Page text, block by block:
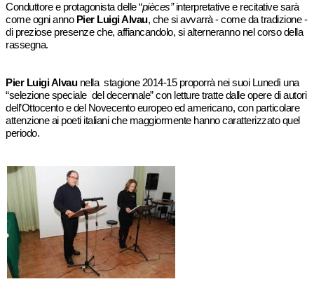
Conduttore e protagonista delle “pièces”interpretative e recitative sarà
come ogni anno Pier Luigi Alvau, che si avvarrà - come da tradizione -
di preziose presenze che, affiancandolo, si alterneranno nel corso della
rassegna.
Pier Luigi Alvau nella stagione 2014-15 proporrà nei suoi Lunedì una
“selezione speciale del decennale” con letture tratte dalle opere di autori
dell’Ottocento e del Novecento europeo ed americano, con particolare
attenzione ai poeti italiani che maggiormente hanno caratterizzato quel
periodo.